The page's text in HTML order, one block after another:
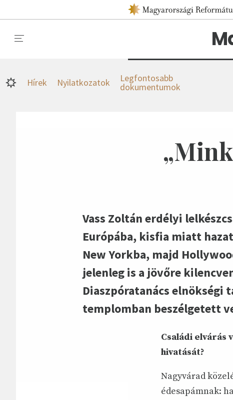
Hírek Nyilatkozatok Legfontosabb
dokumentumok
Vass Zoltán erdélyi
Európába, kisfia miatt
New Yorkba, majd
jelenleg is a jövőre
Diaszpóratanács
templomban beszélgetett
Családi elvárás
hivatását?
Nagyvárad
édesapámnak: